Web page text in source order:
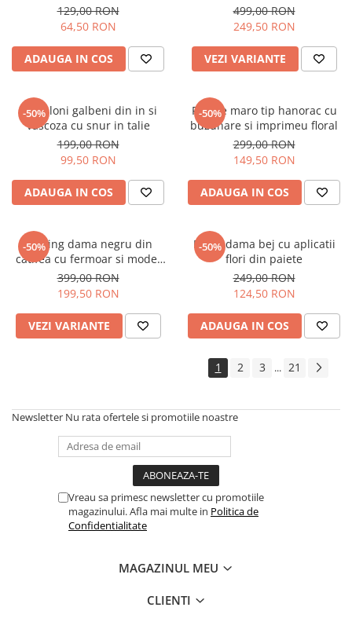
129,00 RON
64,50 RON
ADAUGA IN COS
499,00 RON
249,50 RON
VEZI VARIANTE
-50%
Pantaloni galbeni din in si
vascoza cu snur in talie
199,00 RON
99,50 RON
ADAUGA IN COS
-50%
Rochie maro tip hanorac cu
buzunare si imprimeu floral
299,00 RON
149,50 RON
ADAUGA IN COS
-50%
Trening dama negru din
catifea cu fermoar si model
pe jacheta
399,00 RON
199,50 RON
VEZI VARIANTE
-50%
Bluza dama bej cu aplicatii
flori din paiete
249,00 RON
124,50 RON
ADAUGA IN COS
1 2 3 ... 21
Newsletter Nu rata ofertele si promotiile noastre
Vreau sa primesc newsletter cu promotiile
magazinului. Afla mai multe in Politica de
Confidentialitate
MAGAZINUL MEU
CLIENTI